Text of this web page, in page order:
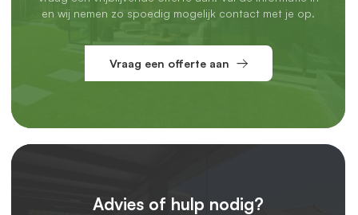
en wij nemen zo spoedig mogelijk contact met je op.
Vraag een offerte aan
Advies of hulp nodig?